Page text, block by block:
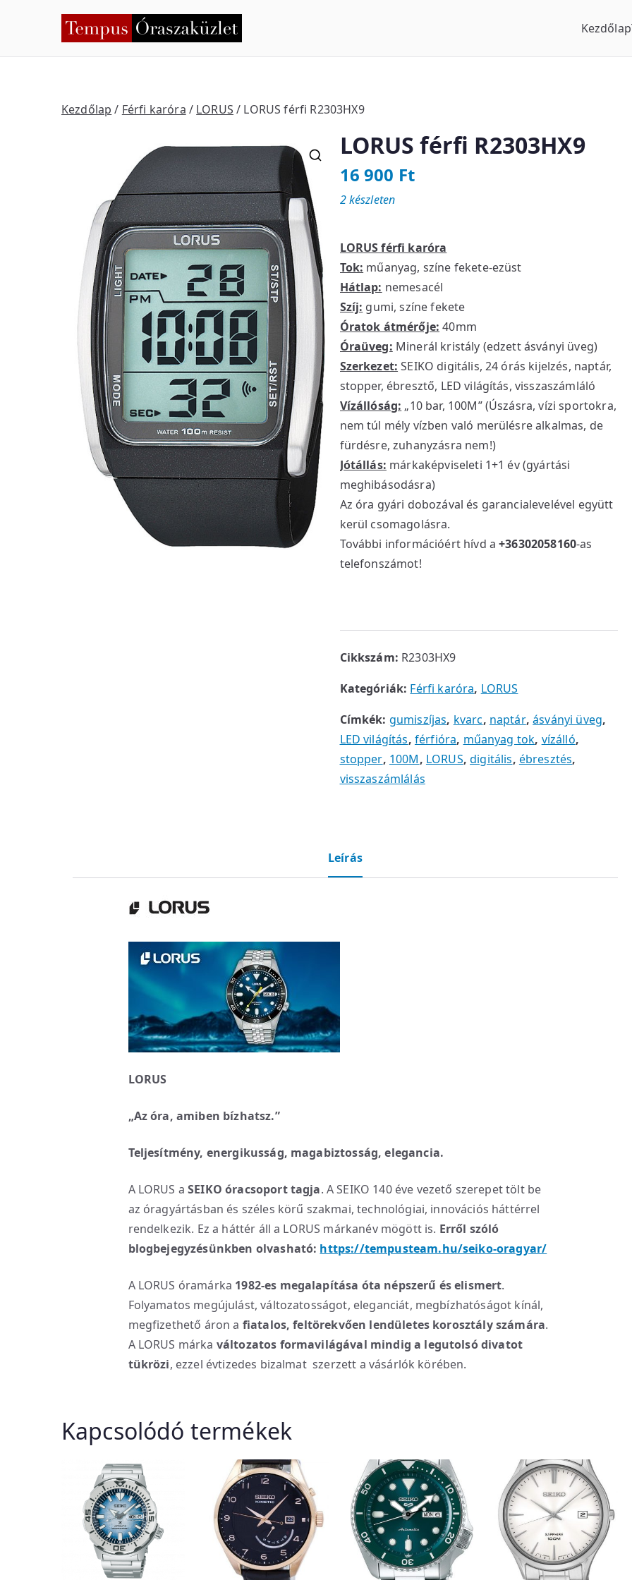
Tempus Óraszaküzlet Kezdőlap
Kezdőlap / Férfi karóra / LORUS / LORUS férfi R2303HX9
LORUS férfi R2303HX9
16 900 Ft
LORUS férfi karóra
Tok: műanyag, színe fekete-ezüst
Hátlap: nemesacél
Szíj: gumi, színe fekete
Óratok átmérője: 40mm
Óraüveg: Minerál kristály (edzett ásványi üveg)
Szerkezet: SEIKO digitális, 24 órás kijelzés, naptár,
stopper, ébresztő, LED világítás, visszaszámláló
Vízállóság: „10 bar, 100M” (Úszásra, vízi sportokra,
nem túl mély vízben való merülésre alkalmas, de
fürdésre, zuhanyzásra nem!)
Jótállás: márkaképviseleti 1+1 év (gyártási
meghibásodásra)
Az óra gyári dobozával és garancialevelével együtt
kerül csomagolásra.
További információért hívd a+36302058160-as
telefonszámot!
2 készleten
Cikkszám: R2303HX9
Kategóriák: Férfi karóra, LORUS
Címkék: gumiszíjas, kvarc, naptár,ásványi üveg,
LED világítás, férfióra, műanyag tok, vízálló,
stopper, 100M, LORUS,digitális, ébresztés,
visszaszámlálás
Leírás
LORUS
„Az óra, amiben bízhatsz.”
Teljesítmény, energikusság, magabiztosság, elegancia.
A LORUS aSEIKO óracsoport tagja. A SEIKO 140 éve vezető szerepet tölt be
az óragyártásban és széles körű szakmai, technológiai, innovációs háttérrel
rendelkezik. Ez a háttér áll a LORUS márkanév mögött is. Erről szóló
blogbejegyzésünkben olvasható: https://tempusteam.hu/seiko-oragyar/
A LORUS óramárka 1982-es megalapítása óta népszerű és elismert.
Folyamatos megújulást, változatosságot, eleganciát, megbízhatóságot kínál,
megfizethető áron a fiatalos, feltörekvően lendületes korosztály számára.
A LORUS márka változatos formavilágával mindig a legutolsó divatot
tükrözi, ezzel évtizedes bizalmat szerzett a vásárlók körében.
Kapcsolódó termékek